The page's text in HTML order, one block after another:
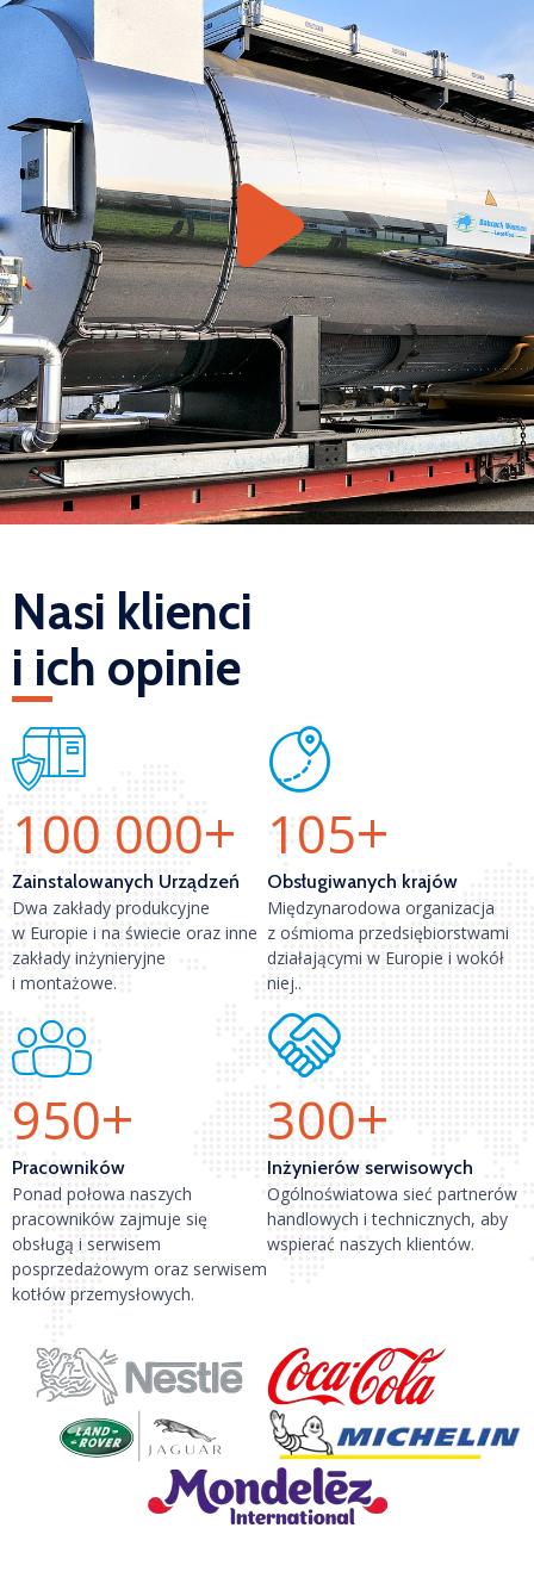
Nasi klienci
i ich opinie
100 000+
Zainstalowanych Urządzeń
Dwa zakłady produkcyjne
w Europie i na świecie oraz inne
zakłady inżynieryjne
i montażowe.
105+
Obsługiwanych krajów
Międzynarodowa organizacja
z ośmioma przedsiębiorstwami
działającymi w Europie i wokół
niej..
950+
Pracowników
Ponad połowa naszych
pracowników zajmuje się
obsługą i serwisem
posprzedażowym oraz serwisem
kotłów przemysłowych.
300+
Inżynierów serwisowych
Ogólnoświatowa sieć partnerów
handlowych i technicznych, aby
wspierać naszych klientów.